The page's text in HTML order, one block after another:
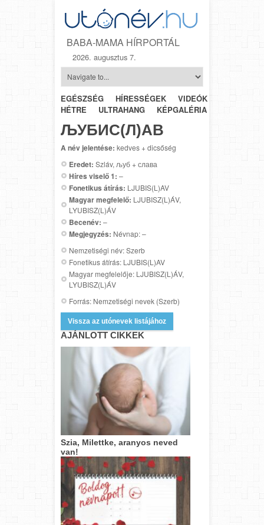
BABA-MAMA HÍRPORTÁL
2026. augusztus 7.
EGÉSZSÉG HÍRESSÉGEK VIDEÓK
HÉTRŐL-
HÉTRE
ULTRAHANG KÉPGALÉRIA
ЉУБИС(Л)АВ
A név jelentése: kedves + dicsőség
Eredet: Szláv, љуб + слава
Híres viselő 1: –
Fonetikus átírás: LJUBIS(L)AV
Magyar megfelelő: LJUBISZ(L)ÁV,
LYUBISZ(L)ÁV
Becenév: –
Megjegyzés: Névnap: –
Nemzetiségi név: Szerb
Fonetikus átírás: LJUBIS(L)AV
Magyar megfelelője: LJUBISZ(L)ÁV,
LYUBISZ(L)ÁV
Forrás: Nemzetiségi nevek (Szerb)
Vissza az utónevek listájához
AJÁNLOTT CIKKEK
Szia, Milettke, aranyos neved
van!